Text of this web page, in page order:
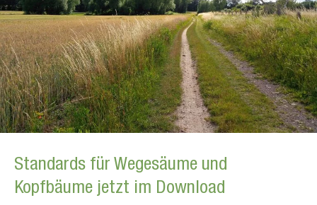
Standards für Wegesäume und
Kopfbäume jetzt im Download